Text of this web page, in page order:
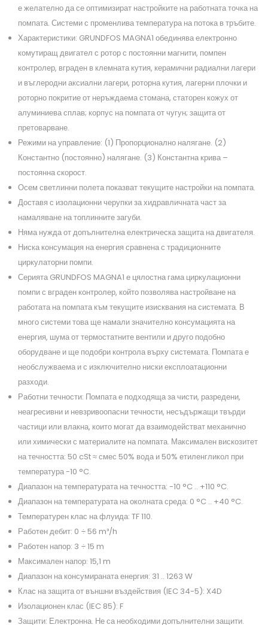
е желателно да се оптимизират настройките на работната точка на
помпата. Системи с променлива температура на потока в тръбите.
Характеристики: GRUNDFOS MAGNA1 обединява електронно
комутиращ двигател с ротор с постоянни магнити, помпен
контролер, вграден в клемната кутия, керамични радиални лагери
и въглеродни аксиални лагери, роторна кутия, лагерни плочки и
роторно покритие от неръждаема стомана, статорен кожух от
алуминиева сплав; корпус на помпата от чугун; защита от
претоварване.
Режими на управление: (1) Пропорционално налягане. (2)
Константно (постоянно) налягане. (3) Константна крива –
постоянна скорост.
Осем светлинни полета показват текущите настройки на помпата.
Доставя с изолационни черупки за хидравличната част за
намаляване на топлинните загуби.
Няма нужда от допълнителна електрическа защита на двигателя.
Ниска консумация на енергия сравнена с традиционните
циркулаторни помпи.
Серията GRUNDFOS MAGNA1 е цялостна гама циркулационни
помпи с вграден контролер, който позволява настройване на
работата на помпата към текущите изисквания на системата. В
много системи това ще намали значително консумацията на
енергия, шума от термостатните вентили и друго подобно
оборудване и ще подобри контрола върху системата. Помпата е
необслужваема и с изключително ниски експлоатационни
разходи.
Работни течности: Помпата е подходяща за чисти, разредени,
неагресивни и невзривоопасни течности, несъдържащи твърди
частици или влакна, които могат да взаимодействат механично
или химически с материалите на помпата. Максимален вискозитет
на течността: 50 cSt ≈ смес 50% вода и 50% етиленгликол при
температура -10 °C.
Диапазон на температурата на течността: -10 °C .. +110 °C.
Диапазон на температурата на околната среда: 0 °C .. +40 °C.
Температурен клас на флуида: TF 110.
Работен дебит: 0 ÷ 56 m³/h
Работен напор: 3 ÷ 15 m
Максимален напор: 15,1 m
Диапазон на консумираната енергия: 31 .. 1263 W
Клас на защита от външни въздействия (IEC 34-5): X4D
Изолационен клас (IEC 85): F
Защити: Електронна. Не са необходими допълнителни защити.